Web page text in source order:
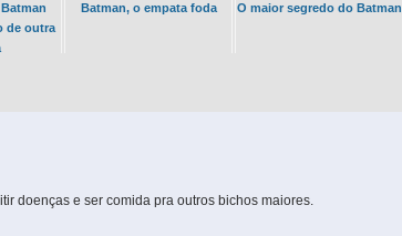
de outra
Batman, o empata foda O maior segredo do Batman
doenças e ser comida pra outros bichos maiores.